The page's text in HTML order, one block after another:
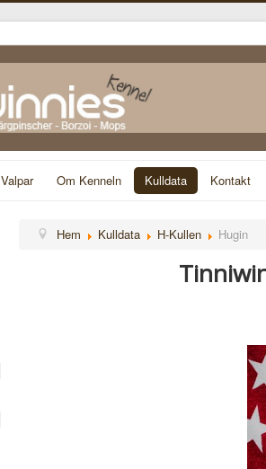
Valpar Om Kenneln Kulldata Kontakt
Hem Kulldata H-Kullen Hugin